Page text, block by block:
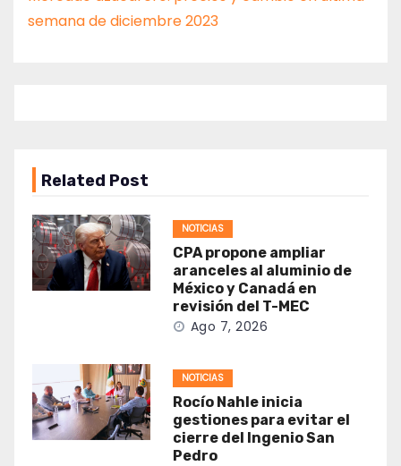
semana de diciembre 2023
Related Post
NOTICIAS
CPA propone ampliar
aranceles al aluminio de
México y Canadá en
revisión del T-MEC
Ago 7, 2026
NOTICIAS
Rocío Nahle inicia
gestiones para evitar el
cierre del Ingenio San
Pedro